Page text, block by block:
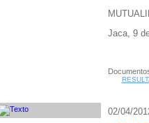
Jaca, 9
02/04/